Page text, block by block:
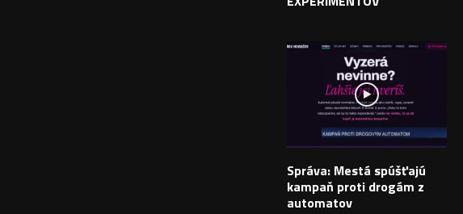
Správa: Mestá spúšťajú
kampaň proti drogám z
automatov